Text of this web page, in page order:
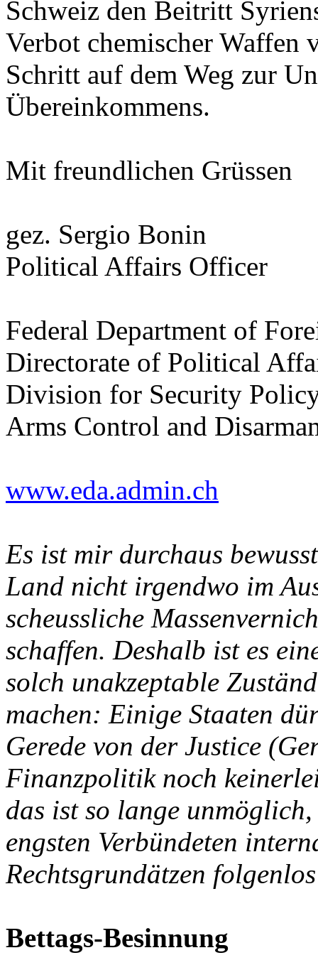
Schweiz den Beitritt
Verbot chemischer
Schritt auf dem Weg zur
Übereinkommens.
Mit freundlichen Grüssen
gez. Sergio Bonin
Political Affairs Officer
Federal Department of
Directorate of Political
Division for Security
Arms Control and
www.eda.admin.ch
Es ist mir durchaus
Land nicht irgendwo im
scheussliche
schaffen. Deshalb ist es
solch unakzeptable
machen: Einige Staaten
Gerede von der Justice
Finanzpolitik noch
das ist so lange
engsten Verbündeten
Rechtsgrundätzen
Bettags-Besinnung